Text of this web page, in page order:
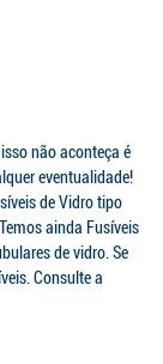
não aconteça é
eventualidade!
de Vidro tipo
ainda Fusíveis
de vidro. Se
Consulte a